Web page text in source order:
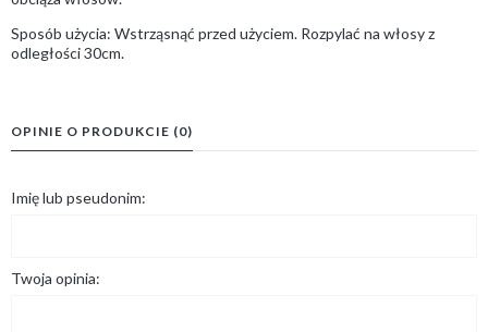
Sposób użycia: Wstrząsnąć przed użyciem. Rozpylać na włosy z
odległości 30cm.
OPINIE O PRODUKCIE (0)
Imię lub pseudonim:
Twoja opinia: